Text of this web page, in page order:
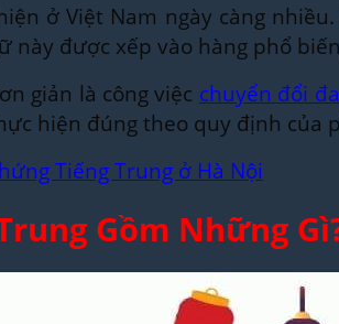
ở Việt Nam ngày càng
được xếp vào hàng phổ
giản là công việc chuyển đổi
hiện đúng theo quy định của
Tiếng Trung ở Hà Nội
Gồm Những